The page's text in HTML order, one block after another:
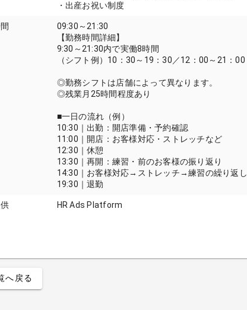
・出産お祝い制度
09:30～21:30
【勤務時間詳細】
9:30～21:30内で実働8時間
（シフト例）10：30～19：30／12：00～21：00
◎勤務シフトは店舗によって異なります。
◎残業月25時間程度あり
■一日の流れ（例）
10:30｜出勤：開店準備・予約確認
11:00｜開店：お客様対応・ストレッチなど
12:30｜休憩
13:30｜再開：練習・前のお客様の振り返り
14:30｜お客様対応→ストレッチ→練習の繰り返し
19:30｜退勤
HR Ads Platform
へ戻る